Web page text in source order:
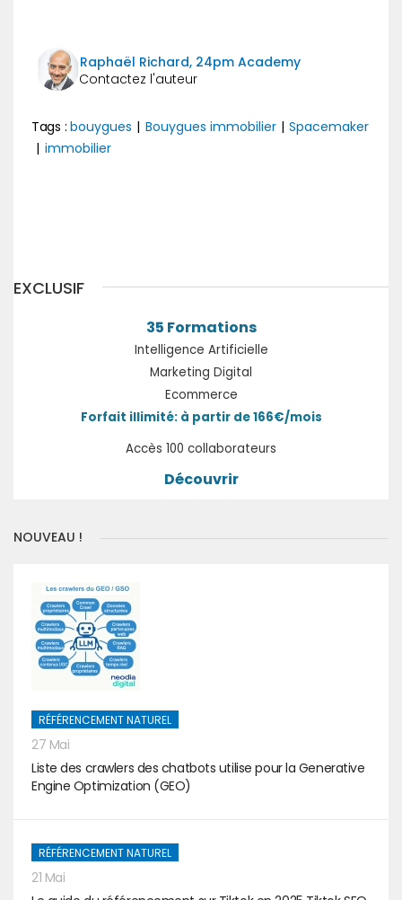
Raphaël Richard, 24pm Academy
Tags : bouygues | Bouygues immobilier | Spacemaker
| immobilier
EXCLUSIF
35 Formations
Intelligence Artificielle
Marketing Digital
Ecommerce
Forfait illimité: à partir de 166€/mois
Accès 100 collaborateurs
Découvrir
NOUVEAU !
RÉFÉRENCEMENT NATUREL
27 Mai
Liste des crawlers des chatbots utilise pour la Generative
Engine Optimization (GEO)
RÉFÉRENCEMENT NATUREL
21 Mai